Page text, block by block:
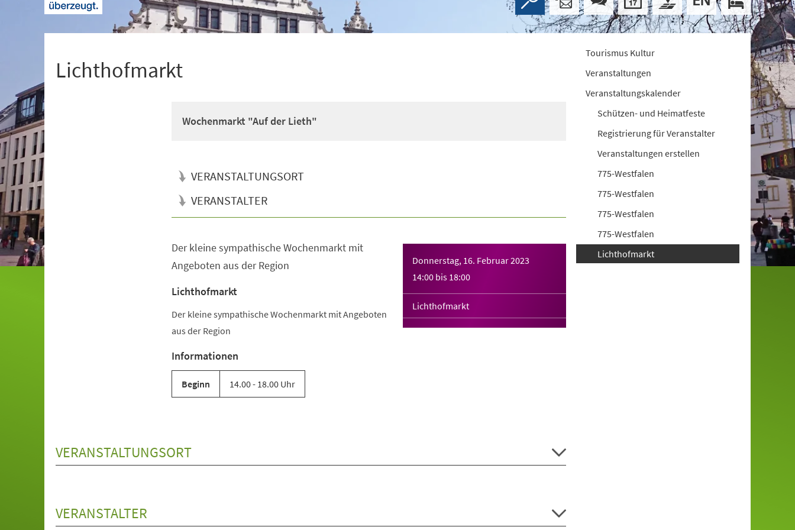
Lichthofmarkt
Wochenmarkt "Auf der Lieth"
VERANSTALTUNGSORT
VERANSTALTER
Donnerstag, 16. Februar 2023
14:00 bis 18:00
Lichthofmarkt
Der kleine sympathische Wochenmarkt mit
Angeboten aus der Region
Lichthofmarkt
Der kleine sympathische Wochenmarkt mit Angeboten
aus der Region
Informationen
Beginn 14.00 - 18.00 Uhr
VERANSTALTUNGSORT
VERANSTALTER
Tourismus Kultur
Veranstaltungen
Veranstaltungskalender
Schützen- und Heimatfeste
Registrierung für Veranstalter
Veranstaltungen erstellen
775-Westfalen
775-Westfalen
775-Westfalen
775-Westfalen
Lichthofmarkt